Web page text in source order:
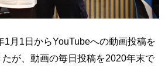
1月1日からYouTubeへの動画投稿を
が、動画の毎日投稿を2020年末で